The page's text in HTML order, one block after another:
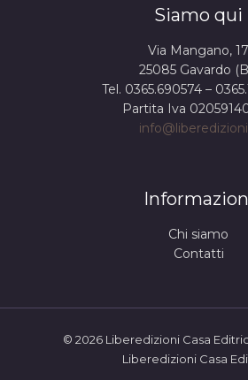
Siamo qui
Via Mangano, 17
25085 Gavardo
Tel. 0365.690574 –
Partita Iva
Chi siamo
Contatti
© 2026 Liberedizioni Casa
Liberedizioni Casa